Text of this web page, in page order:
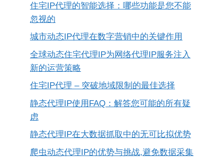
住宅IP代理的智能选择：哪些功能是您不能
忽视的
城市动态IP代理在数字营销中的关键作用
全球动态住宅代理IP为网络代理IP服务注入
新的运营策略
住宅IP代理 – 突破地域限制的最佳选择
静态代理IP使用FAQ：解答您可能的所有疑
虑
静态代理IP在大数据抓取中的无可比拟优势
爬虫动态代理IP的优势与挑战,避免数据采集